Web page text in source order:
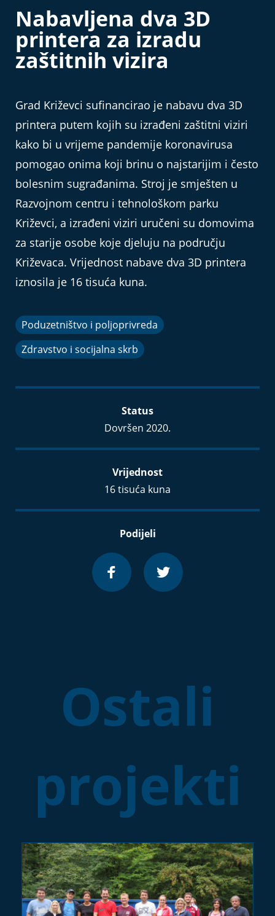
Nabavljena dva 3D
printera za izradu
zaštitnih vizira
Grad Križevci sufinancirao je nabavu dva 3D
printera putem kojih su izrađeni zaštitni viziri
kako bi u vrijeme pandemije koronavirusa
pomogao onima koji brinu o najstarijim i često
bolesnim sugrađanima. Stroj je smješten u
Razvojnom centru i tehnološkom parku
Križevci, a izrađeni viziri uručeni su domovima
za starije osobe koje djeluju na području
Križevaca. Vrijednost nabave dva 3D printera
iznosila je 16 tisuća kuna.
Poduzetništvo i poljoprivreda
Zdravstvo i socijalna skrb
Status
Dovršen 2020.
Vrijednost
16 tisuća kuna
Podijeli
Ostali
projekti